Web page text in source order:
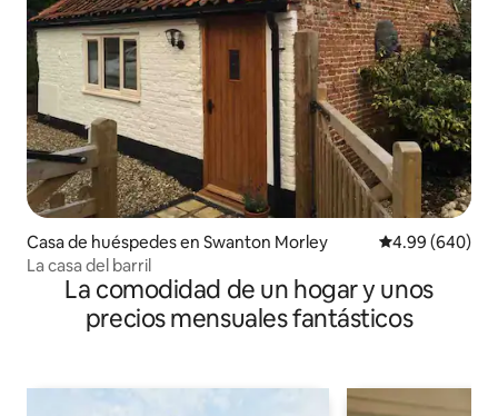
Casa de huéspedes en Swanton Morley Calificación
4.99 (640)
La casa del barril
La comodidad de un hogar y unos
precios mensuales fantásticos